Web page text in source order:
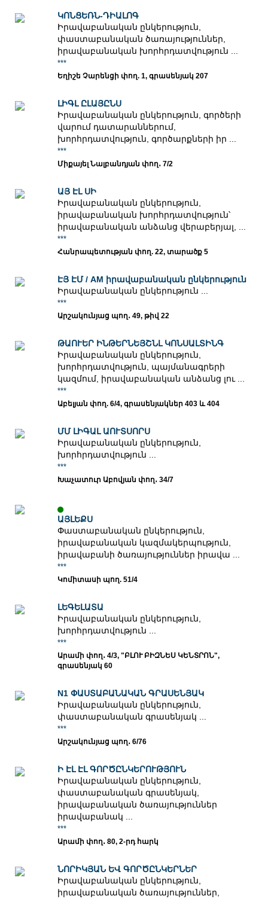
ԿՈՆՑԵՌՆ-ԴԻԱԼՈԳ
Իրավաբանական ընկերություն,
փաստաբանական ծառայություններ,
իրավաբանական խորհրդատվություն ...
***
Եղիշե Չարենցի փող. 1, գրասենյակ 207
ԼԻԳԼ ԸԼԱՅԸՆՍ
Իրավաբանական ընկերություն, գործերի
վարում դատարաններում,
խորհրդատվություն, գործարքների իր ...
***
Միքայել Նալբանդյան փող․ 7/2
ԱՅ ԷԼ ՍԻ
Իրավաբանական ընկերություն,
իրավաբանական խորհրդատվություն՝
իրավաբանական անձանց վերաբերյալ, ...
***
Հանրապետության փող. 22, տարածք 5
ԷՅ ԷՄ / AM իրավաբանական ընկերություն
Իրավաբանական ընկերություն ...
***
Արշակունյաց պող․ 49, թիվ 22
ԹԱՈՒԵՐ ԻՆԹԵՐՆԵՅՇՆԼ ԿՈՆՍԱԼՏԻՆԳ
Իրավաբանական ընկերություն,
խորհրդատվություն, պայմանագրերի
կազմում, իրավաբանական անձանց լու ...
***
Աբելյան փող. 6/4, գրասենյակներ 403 և 404
ՄՄ ԼԻԳԱԼ ԱՈՒՏՍՈՐՍ
Իրավաբանական ընկերություն,
խորհրդատվություն ...
***
Խաչատուր Աբովյան փող․ 34/7
ԱՅԼԵՔՍ
Փաստաբանական ընկերություն,
իրավաբանական կազմակերպություն,
իրավաբանի ծառայություններ իրավա ...
***
Կոմիտասի պող. 51/4
ԼԵԳԵԼԱՏԱ
Իրավաբանական ընկերություն,
խորհրդատվություն ...
***
Արամի փող․ 4/3, "ԲԼՈՒ ԲԻԶՆԵՍ ԿԵՆՏՐՈՆ",
գրասենյակ 60
N1 ՓԱՍՏԱԲԱՆԱԿԱՆ ԳՐԱՍԵՆՅԱԿ
Իրավաբանական ընկերություն,
փաստաբանական գրասենյակ ...
***
Արշակունյաց պող․ 6/76
Ի ԷԼ ԷԼ ԳՈՐԾԸՆԿԵՐՈՒԹՅՈՒՆ
Իրավաբանական ընկերություն,
փաստաբանական գրասենյակ,
իրավաբանական ծառայություններ
իրավաբանակ ...
***
Արամի փող․ 80, 2-րդ հարկ
ՆՈՐԻԿՅԱՆ ԵՎ ԳՈՐԾԸՆԿԵՐՆԵՐ
Իրավաբանական ընկերություն,
իրավաբանական ծառայություններ,